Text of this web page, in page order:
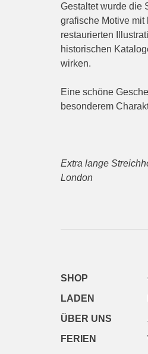
Gestaltet wurde die
grafische Motive mit
restaurierten
historischen
wirken.
Eine schöne
besonderem
Extra lange
London
SHOP
LADEN
ÜBER UNS
FERIEN